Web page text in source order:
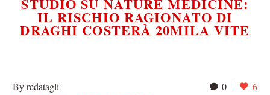
IL RISCHIO RAGIONATO DI
DRAGHI COSTERÀ 20MILA VITE
0 6
By redatagli